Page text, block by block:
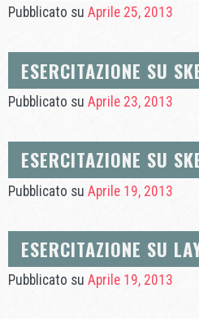
Pubblicato su Aprile 25, 2013
Pubblicato su Aprile 23, 2013
Pubblicato su Aprile 19, 2013
Pubblicato su Aprile 19, 2013